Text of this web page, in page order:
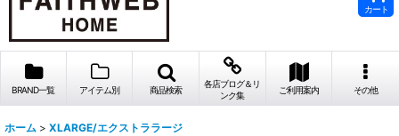
カート
BRAND一覧 アイテム別 商品検索
各店ブログ＆リ
ンク集
ご利用案内 その他
ホーム > XLARGE/エクストララージ